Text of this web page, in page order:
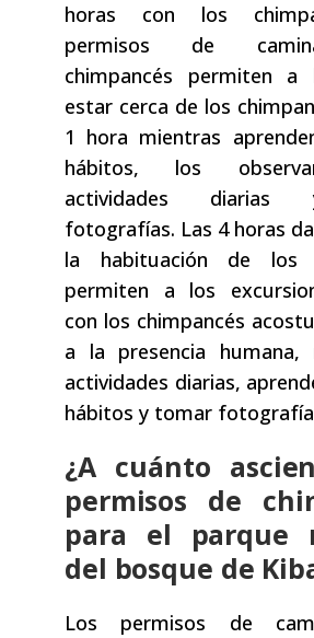
horas con los
permisos de
chimpancés permiten a
estar cerca de los
1 hora mientras
hábitos, los
actividades
fotografías. Las 4 horas
la habituación de los
permiten a los
con los chimpancés
a la presencia humana,
actividades diarias,
hábitos y tomar
¿A cuánto
permisos de
para el parque
del bosque de
Los permisos de